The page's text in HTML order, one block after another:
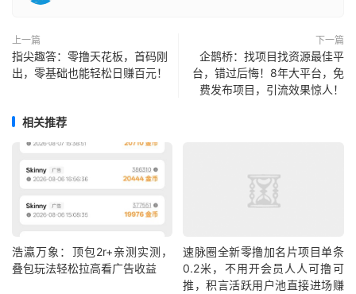
上一篇
指尖趣答：零撸天花板，首码刚
出，零基础也能轻松日赚百元！
下一篇
企鹊桥：找项目找资源最佳平
台，错过后悔！8年大平台，免
费发布项目，引流效果惊人！
相关推荐
浩瀛万象：顶包2r+亲测实测，
叠包玩法轻松拉高看广告收益
速脉圈全新零撸加名片项目单条
0.2米，不用开会员人人可撸可
推，积言活跃用户池直接进场赚